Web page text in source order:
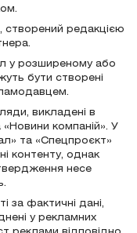
створений редакцією
у розширеному або
бути створені
викладені в
компаній». У
та «Спецпроєкт»
контенту, однак
несе
за фактичні дані,
у рекламних